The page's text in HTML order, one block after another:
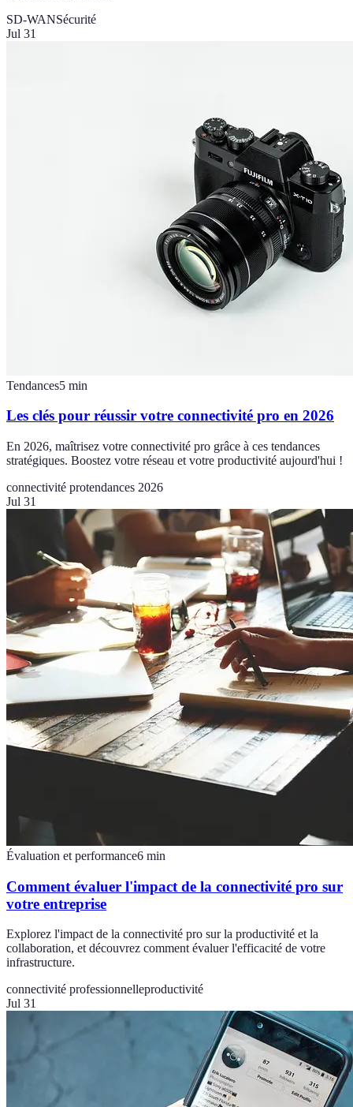
SD-WANSécurité
Jul 31
Tendances5 min
Les clés pour réussir votre connectivité pro en 2026
En 2026, maîtrisez votre connectivité pro grâce à ces tendances
stratégiques. Boostez votre réseau et votre productivité aujourd'hui !
connectivité protendances 2026
Jul 31
Évaluation et performance6 min
Comment évaluer l'impact de la connectivité pro sur
votre entreprise
Explorez l'impact de la connectivité pro sur la productivité et la
collaboration, et découvrez comment évaluer l'efficacité de votre
infrastructure.
connectivité professionnelleproductivité
Jul 31